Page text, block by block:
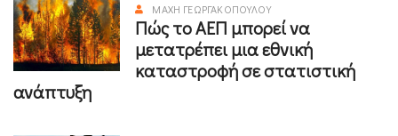
ΜΆΧΗ ΓΕΩΡΓΑΚΟΠΟΎΛΟΥ
Πώς το ΑΕΠ μπορεί να
μετατρέπει μια εθνική
καταστροφή σε στατιστική
ανάπτυξη